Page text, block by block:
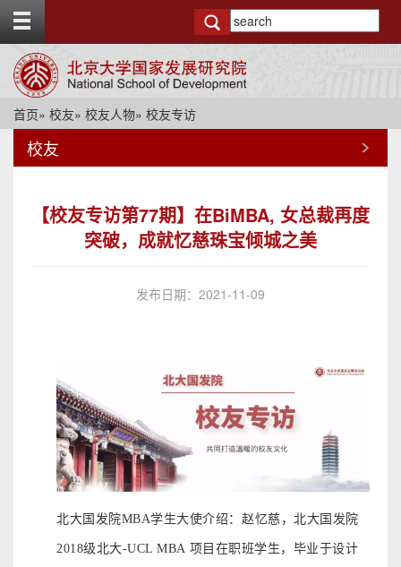
g
o
首页» 校友» 校友人物» 校友专访
校友
【校友专访第77期】在BiMBA, 女总裁再度
突破，成就忆慈珠宝倾城之美
发布日期：2021-11-09
北大国发院MBA学生大使介绍：赵忆慈，北大国发院
2018级北大-UCL MBA 项目在职班学生，毕业于设计